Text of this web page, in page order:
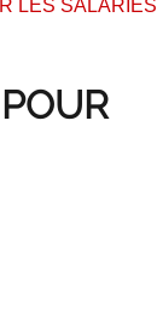
LES SALARIÉS